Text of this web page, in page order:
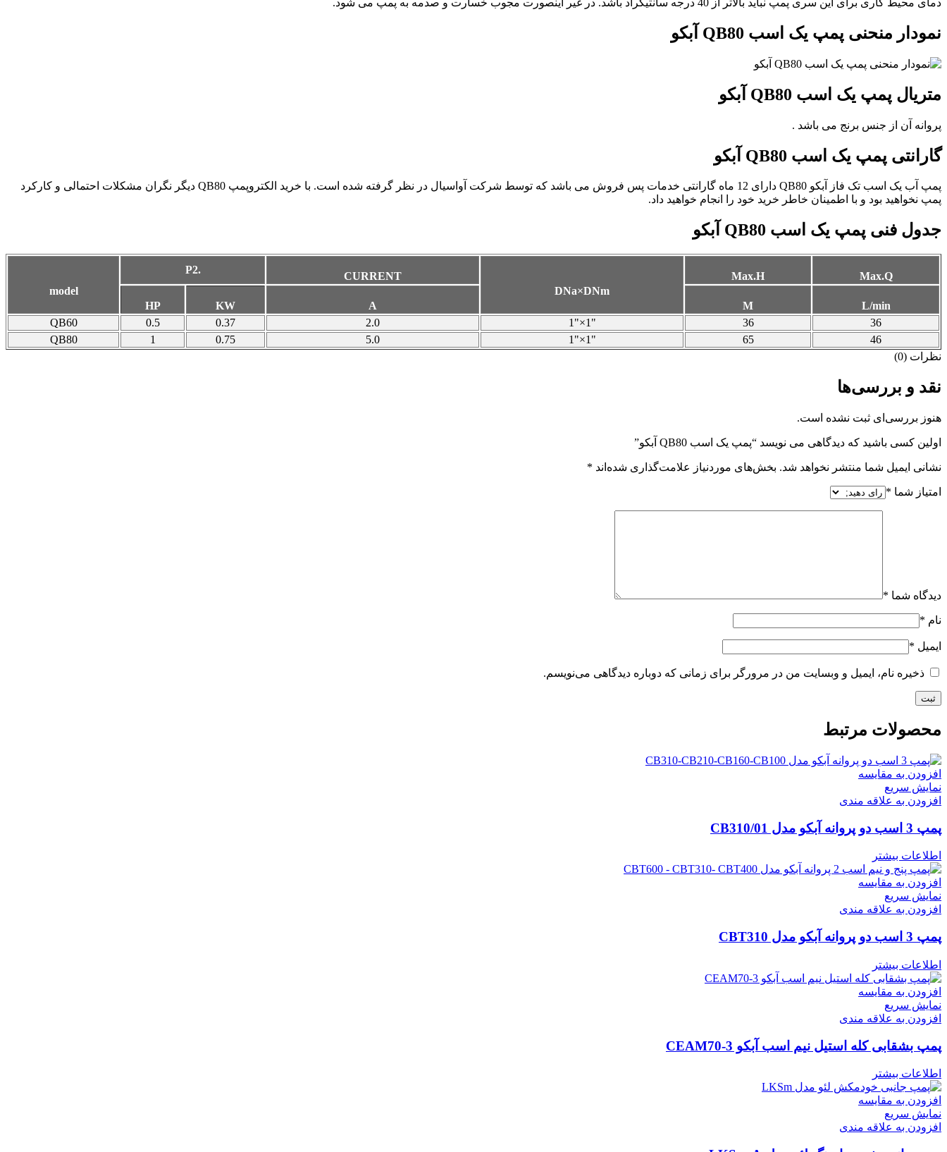
دمای محیط کاری برای این سری پمپ نباید بالاتر از 40 درجه سانتیگراد باشد. در غیر اینصورت مجوب خسارت و صدمه به پمپ می شود.
نمودار منحنی پمپ یک اسب QB80 آبکو
متریال پمپ یک اسب QB80 آبکو
پروانه آن از جنس برنج می باشد .
گارانتی پمپ یک اسب QB80 آبکو
پمپ آب یک اسب تک فاز آبکو QB80 دارای 12 ماه گارانتی خدمات پس فروش می باشد که توسط شرکت آواسیال در نظر گرفته شده است. با خرید الکتروپمپ QB80 دیگر نگران مشکلات احتمالی و کارکرد
پمپ نخواهید بود و با اطمینان خاطر خرید خود را انجام خواهید داد.
جدول فنی پمپ یک اسب QB80 آبکو
model
P2.
CURRENT
DNa×DNm
Max.H Max.Q
HP KW A M
L/min
QB60
0.5 0.37 2.0 1"×1" 36
36
QB80
1 0.75 5.0 1"×1" 65
46
نظرات (0)
نقد و بررسی‌ها
هنوز بررسی‌ای ثبت نشده است.
اولین کسی باشید که دیدگاهی می نویسد “پمپ یک اسب QB80 آبکو”
نشانی ایمیل شما منتشر نخواهد شد. بخش‌های موردنیاز علامت‌گذاری شده‌اند *
امتیاز شما *
دیدگاه شما *
نام *
ایمیل *
ذخیره نام، ایمیل و وبسایت من در مرورگر برای زمانی که دوباره دیدگاهی می‌نویسم.
محصولات مرتبط
افزودن به مقایسه
نمایش سریع
افزودن به علاقه مندی
پمپ 3 اسب دو پروانه آبکو مدل CB310/01
اطلاعات بیشتر
افزودن به مقایسه
نمایش سریع
افزودن به علاقه مندی
پمپ 3 اسب دو پروانه آبکو مدل CBT310
اطلاعات بیشتر
افزودن به مقایسه
نمایش سریع
افزودن به علاقه مندی
پمپ بشقابی کله استیل نیم اسب آبکو CEAM70-3
اطلاعات بیشتر
افزودن به مقایسه
نمایش سریع
افزودن به علاقه مندی